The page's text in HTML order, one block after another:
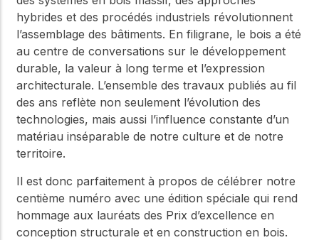
hybrides et des procédés industriels révolutionnent
l’assemblage des bâtiments. En filigrane, le bois a été
au centre de conversations sur le développement
durable, la valeur à long terme et l’expression
architecturale. L’ensemble des travaux publiés au fil
des ans reflète non seulement l’évolution des
technologies, mais aussi l’influence constante d’un
matériau inséparable de notre culture et de notre
territoire.
Il est donc parfaitement à propos de célébrer notre
centième numéro avec une édition spéciale qui rend
hommage aux lauréats des Prix d’excellence en
conception structurale et en construction en bois.